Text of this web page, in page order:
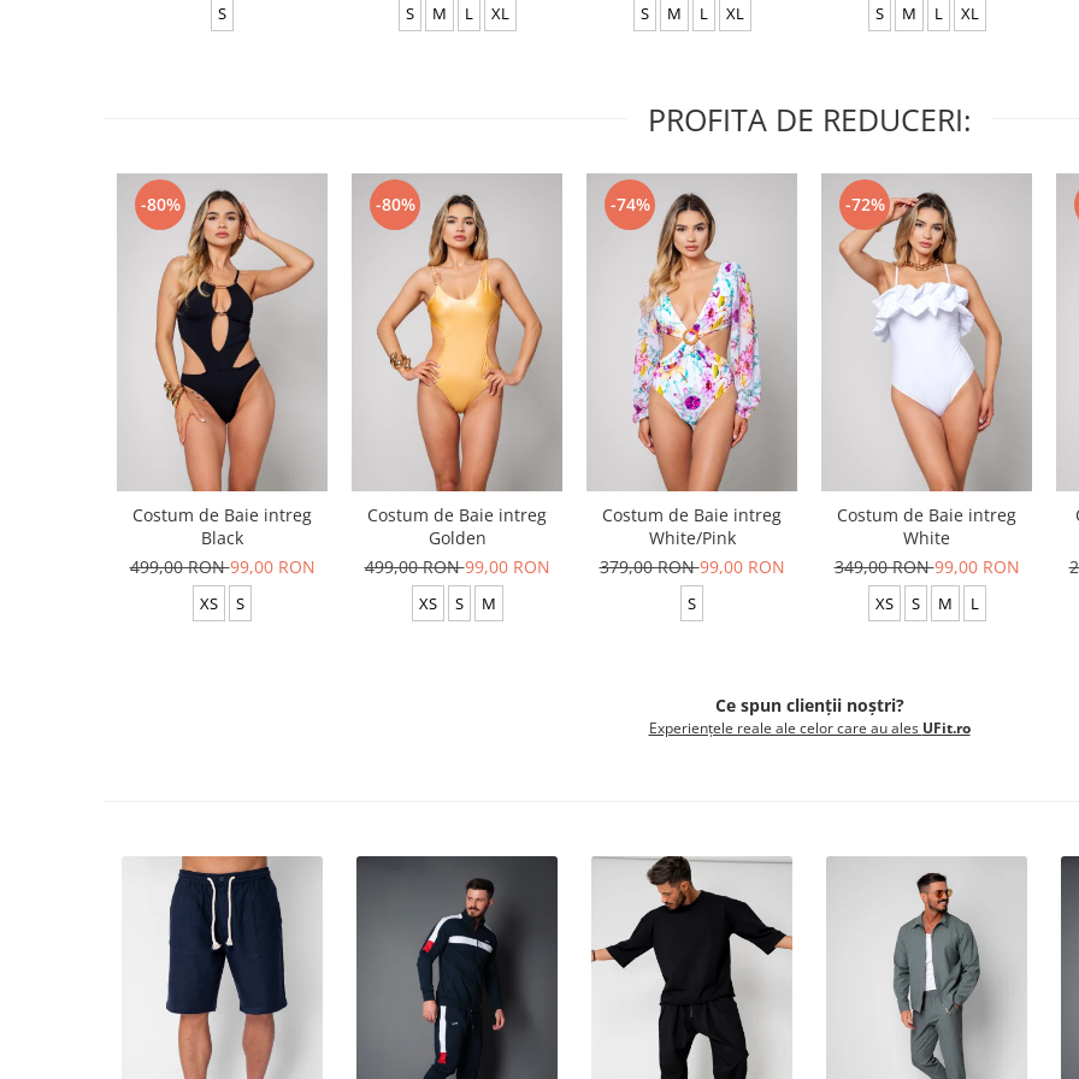
S S M L XL S M L XL S M L XL
PROFITA DE REDUCERI:
-80%
Costum de Baie intreg
Black
499,00 RON99,00 RON
XS S
-80%
Costum de Baie intreg
Golden
499,00 RON99,00 RON
XS S M
-74%
Costum de Baie intreg
White/Pink
379,00 RON99,00 RON
S
-72%
Costum de Baie intreg
White
349,00 RON99,00 RON
XS S M L
Ce spun clienții noștri?
Experiențele reale ale celor care au ales UFit.ro